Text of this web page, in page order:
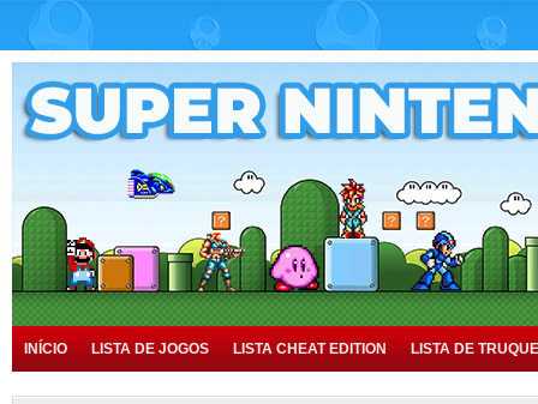
INÍCIO LISTA DE JOGOS LISTA CHEAT EDITION LISTA DE
TUTORIAIS HISTÓRIA